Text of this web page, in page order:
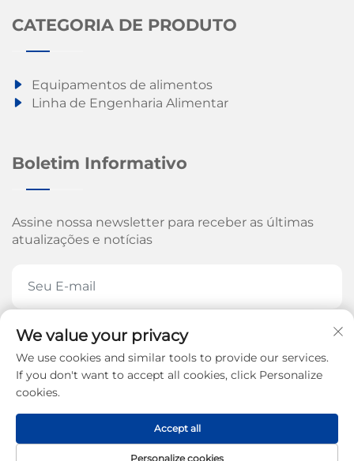
CATEGORIA DE PRODUTO
Equipamentos de alimentos
Linha de Engenharia Alimentar
Boletim Informativo
Assine nossa newsletter para receber as últimas
atualizações e notícias
ASSINE AGORA
Direitos autorais © 2026 pela Jinan Arrow Machinery
Co., Ltd. - Política de Privacidade
We value your privacy
We use cookies and similar tools to provide our services.
If you don't want to accept all cookies, click Personalize
cookies.
Personalize cookies
Accept all